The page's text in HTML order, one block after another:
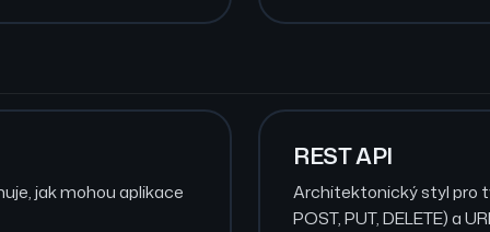
jak mohou aplikace
REST API
Architektonický styl pro
POST, PUT, DELETE) a